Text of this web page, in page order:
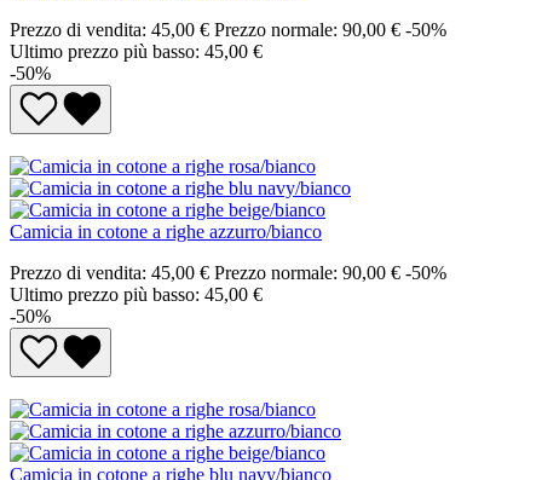
Prezzo di vendita: 45,00 € Prezzo normale: 90,00 € -50%
Ultimo prezzo più basso: 45,00 €
-50%
Camicia in cotone a righe azzurro/bianco
Prezzo di vendita: 45,00 € Prezzo normale: 90,00 € -50%
Ultimo prezzo più basso: 45,00 €
-50%
Camicia in cotone a righe blu navy/bianco